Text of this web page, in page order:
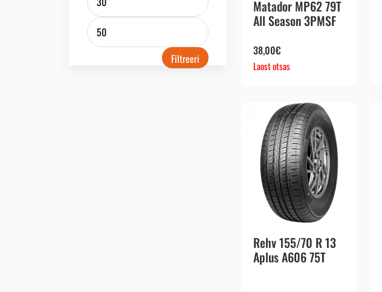
Filtreeri
Matador MP62 79T
All Season 3PMSF
38,00€
Laost otsas
Rehv 155/70 R 13
Aplus A606 75T